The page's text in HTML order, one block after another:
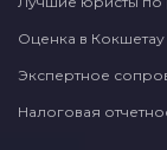
Оценка в Кокшетау
Экспертное
Налоговая